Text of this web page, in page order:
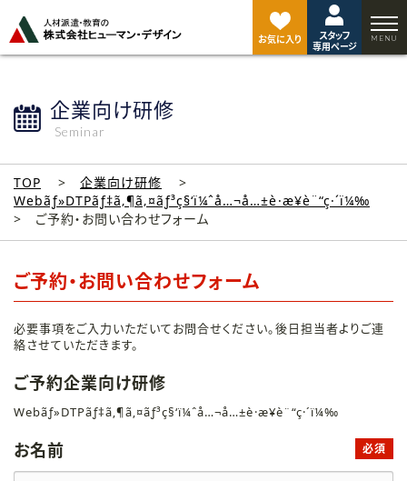
お気に入り
スタッフ
専用ページ
企業向け研修
Seminar
TOP
企業向け研修
Webãƒ»DTPãƒ‡ã‚¶ã‚¤ãƒ³ç§‘ï¼ˆå…¬å…±è·æ¥­è¨“ç·´ï¼‰
ご予約・お問い合わせフォーム
ご予約・お問い合わせフォーム
必要事項をご入力いただいてお問合せください。後日担当者よりご連
絡させていただきます。
ご予約企業向け研修
Webãƒ»DTPãƒ‡ã‚¶ã‚¤ãƒ³ç§‘ï¼ˆå…¬å…±è·æ¥­è¨“ç·´ï¼‰
お名前 必須
ジ
ト